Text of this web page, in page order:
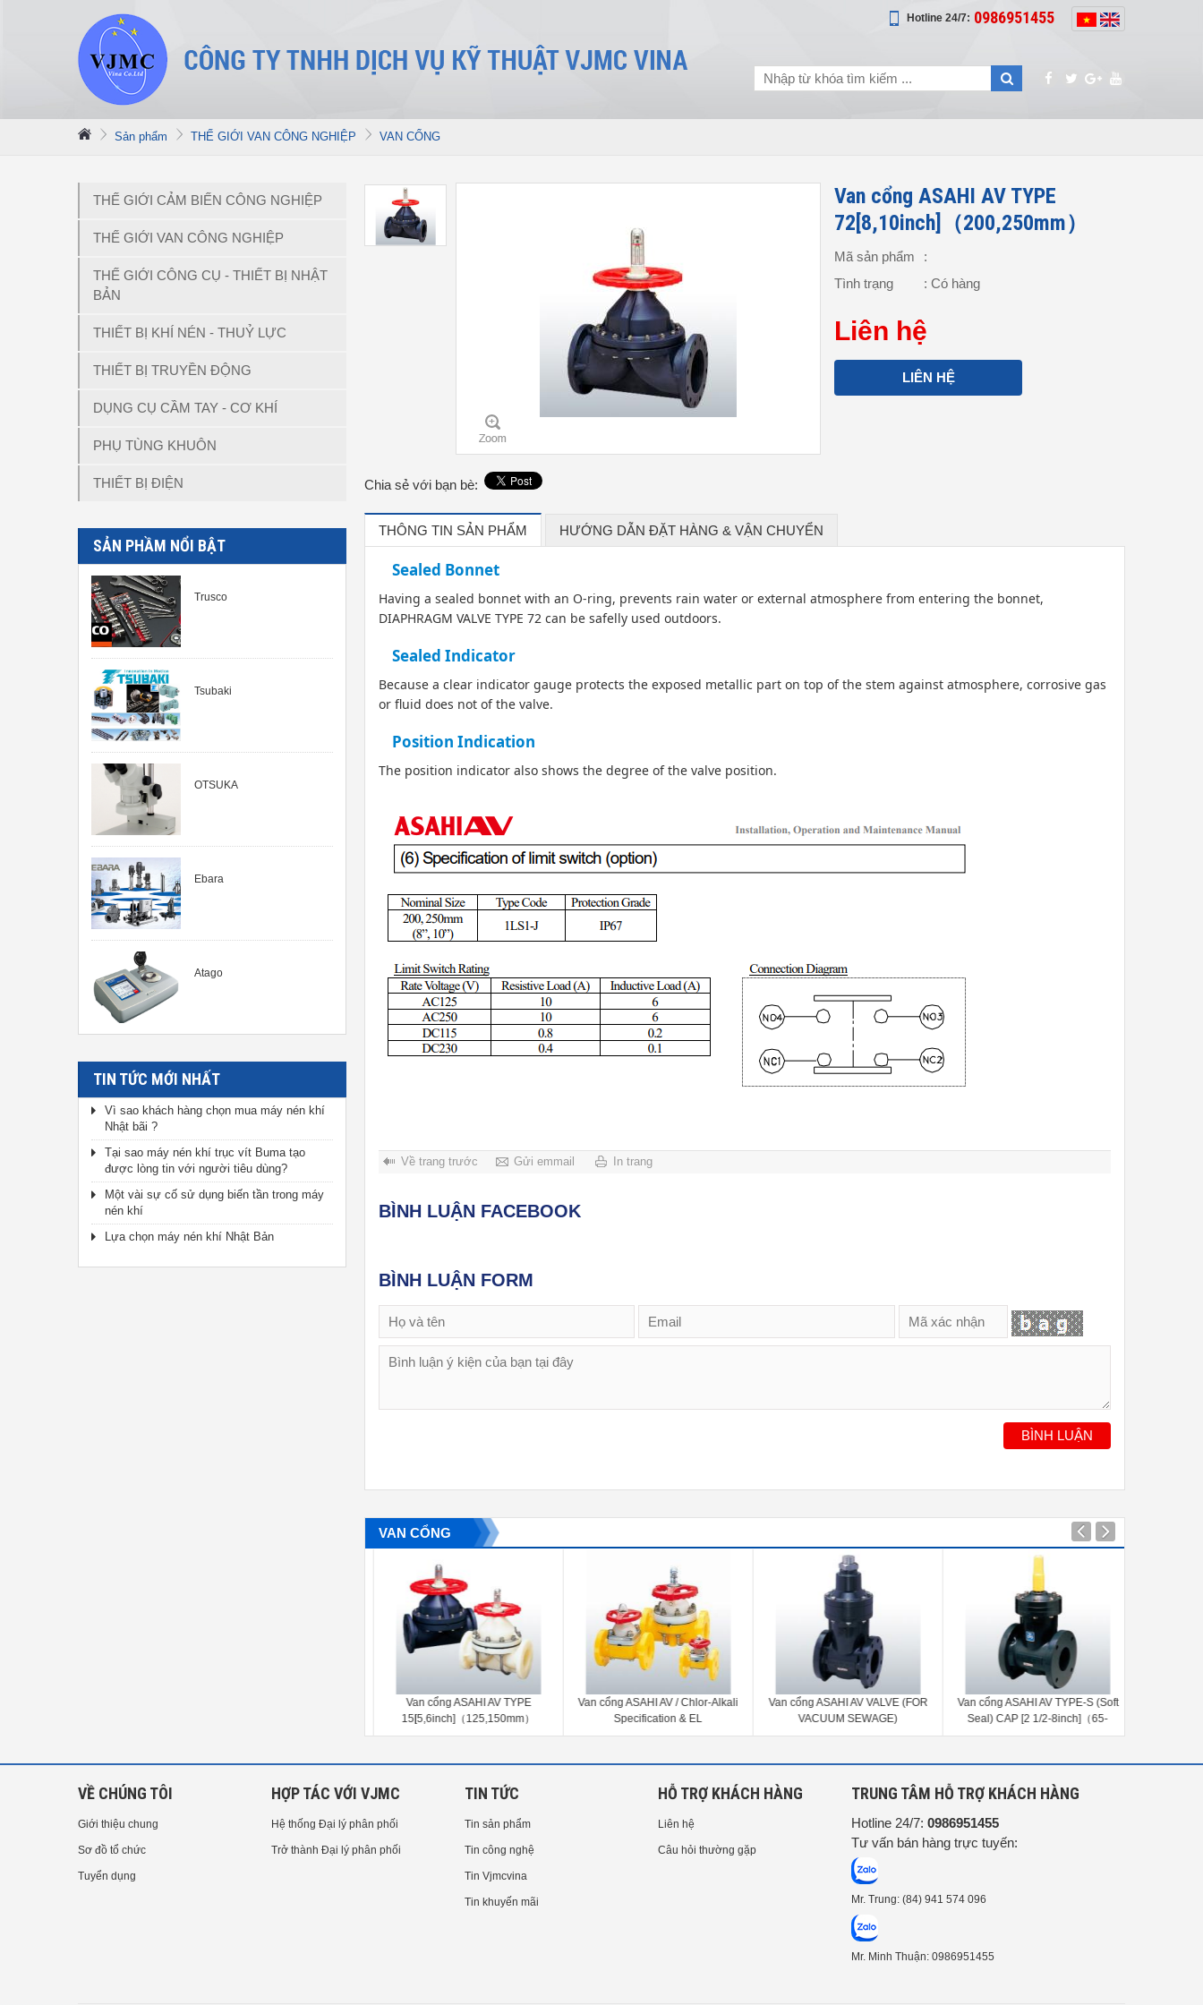
Hotline 24/7: 0986951455
Sản phẩm THẾ GIỚI VAN CÔNG NGHIỆP VAN CỔNG
THẾ GIỚI CẢM BIẾN CÔNG NGHIỆP
THẾ GIỚI VAN CÔNG NGHIỆP
THẾ GIỚI CÔNG CỤ - THIẾT BỊ NHẬT
BẢN
THIẾT BỊ KHÍ NÉN - THUỶ LỰC
THIẾT BỊ TRUYỀN ĐỘNG
DỤNG CỤ CẦM TAY - CƠ KHÍ
PHỤ TÙNG KHUÔN
THIẾT BỊ ĐIỆN
SẢN PHẦM NỔI BẬT
Trusco
Tsubaki
OTSUKA
Ebara
Atago
TIN TỨC MỚI NHẤT
Vì sao khách hàng chọn mua máy nén khí
Nhật bãi ?
Tại sao máy nén khí trục vít Buma tạo
được lòng tin với người tiêu dùng?
Một vài sự cố sử dụng biến tần trong máy
nén khí
Lựa chọn máy nén khí Nhật Bản
Van cổng ASAHI AV TYPE
72[8,10inch]（200,250mm）
Mã sản phẩm
:
Tình trạng
: Có hàng
Liên hệ
LIÊN HỆ
Chia sẻ với bạn bè:
THÔNG TIN SẢN PHẨM HƯỚNG DẪN ĐẶT HÀNG & VẬN CHUYỂN
Sealed Bonnet
Having a sealed bonnet with an O-ring, prevents rain water or external atmosphere from entering the bonnet,
DIAPHRAGM VALVE TYPE 72 can be safelly used outdoors.
Sealed Indicator
Because a clear indicator gauge protects the exposed metallic part on top of the stem against atmosphere, corrosive gas
or fluid does not of the valve.
Position Indication
The position indicator also shows the degree of the valve position.
Về trang trước Gửi emmail In trang
BÌNH LUẬN FACEBOOK
BÌNH LUẬN FORM
BÌNH LUẬN
VAN CỔNG
Van cổng ASAHI AV TYPE
15[5,6inch]（125,150mm）
Van cổng ASAHI AV / Chlor-Alkali
Specification & EL
Specification[1/2-4inch]（15-
Van cổng ASAHI AV VALVE (FOR
VACUUM SEWAGE)
Van cổng ASAHI AV TYPE-S (Soft
Seal) CAP [2 1/2-8inch]（65-
200mm）
VỀ CHÚNG TÔI
Giới thiệu chung
Sơ đồ tổ chức
Tuyển dụng
HỢP TÁC VỚI VJMC
Hệ thống Đại lý phân phối
Trở thành Đại lý phân phối
TIN TỨC
Tin sản phẩm
Tin công nghệ
Tin Vjmcvina
Tin khuyến mãi
HỖ TRỢ KHÁCH HÀNG
Liên hệ
Câu hỏi thường gặp
TRUNG TÂM HỖ TRỢ KHÁCH HÀNG
Hotline 24/7: 0986951455
Tư vấn bán hàng trực tuyến:
Mr. Trung: (84) 941 574 096
Mr. Minh Thuận: 0986951455